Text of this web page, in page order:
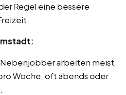
Regel eine bessere
Nebenjobber arbeiten meist
Woche, oft abends oder